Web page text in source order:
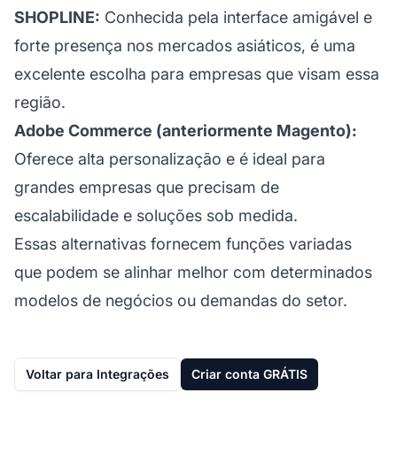
SHOPLINE: Conhecida pela interface amigável e
forte presença nos mercados asiáticos, é uma
excelente escolha para empresas que visam essa
região.
Adobe Commerce (anteriormente Magento):
Oferece alta personalização e é ideal para
grandes empresas que precisam de
escalabilidade e soluções sob medida.
Essas alternativas fornecem funções variadas
que podem se alinhar melhor com determinados
modelos de negócios ou demandas do setor.
Voltar para Integrações Criar conta GRÁTIS